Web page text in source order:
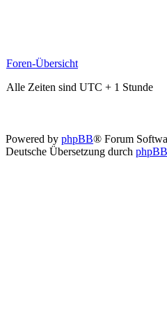
Foren-Übersicht
Alle Zeiten sind UTC + 1 Stunde
Powered by phpBB® Forum
Deutsche Übersetzung durch